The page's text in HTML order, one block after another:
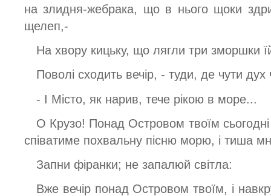
на злидня-жебрака, що в нього щоки
щелеп,-
На хвору кицьку, що лягли три зморшки
Поволі сходить вечір, - туди, де чути дух
- І Місто, як нарив, тече рікою в море...
О Крузо! Понад Островом твоїм
співатиме похвальну пісню морю, і тиша
Запни фіранки; не запалюй світла:
Вже вечір понад Островом твоїм, і